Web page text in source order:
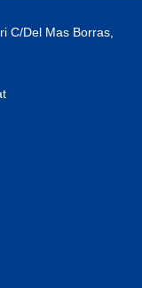
C/Del Mas Borras,